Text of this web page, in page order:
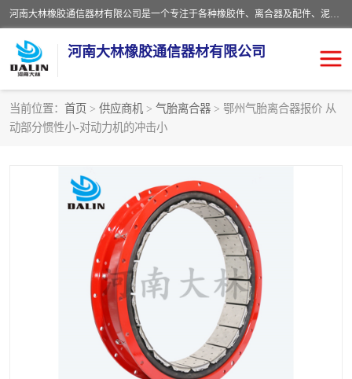
河南大林橡胶通信器材有限公司是一个专注于各种橡胶件、离合器及配件、泥浆泵及配件等产品设计制造和加工的企业。产品应用于矿山、冶金、石油、钢铁、化工、水泥、船舶、造纸、通用机械等各种大功率机械传动或制动装置。
河南大林橡胶通信器材有限公司
当前位置： 首页 > 供应商机 > 气胎离合器 > 鄂州气胎离合器报价 从
动部分惯性小-对动力机的冲击小
推盘离合器
VC离合器
PO隔膜离合器 气胎离合器
泥浆泵空气包胶囊 气动元件
DY隔膜式离合器 CB离合器
实芯轮胎
联轴器